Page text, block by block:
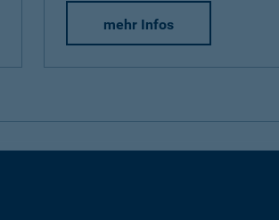
mehr Infos